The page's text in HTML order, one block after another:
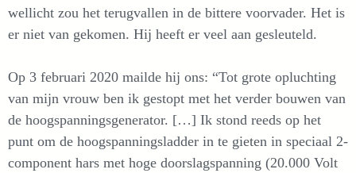
wellicht zou het terugvallen in de bittere voorvader. Het is
er niet van gekomen. Hij heeft er veel aan gesleuteld.
Op 3 februari 2020 mailde hij ons: “Tot grote opluchting
van mijn vrouw ben ik gestopt met het verder bouwen van
de hoogspanningsgenerator. […] Ik stond reeds op het
punt om de hoogspanningsladder in te gieten in speciaal 2-
component hars met hoge doorslagspanning (20.000 Volt